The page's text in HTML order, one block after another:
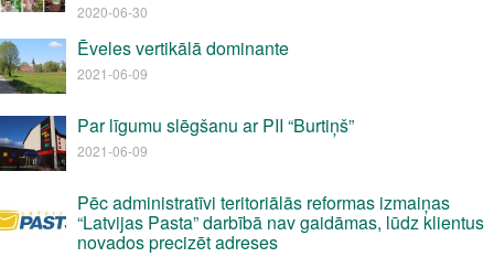
2020-06-30
Ēveles vertikālā dominante
2021-06-09
Par līgumu slēgšanu ar PII “Burtiņš”
2021-06-09
Pēc administratīvi teritoriālās reformas izmaiņas
“Latvijas Pasta” darbībā nav gaidāmas, lūdz klientus
novados precizēt adreses